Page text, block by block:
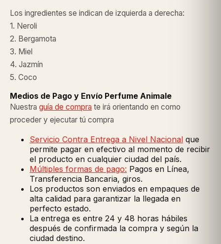
Los ingredientes se indican de izquierda a derecha:
1. Neroli
2. Bergamota
3. Miel
4. Jazmín
5. Coco
Medios de Pago y Envío Perfume Animale
Nuestra guía de compra te irá orientando en como
proceder y ejecutar tú compra
Servicio Contra Entrega a Nivel Nacional que
permite pagar en efectivo al momento de recibir
el producto en cualquier ciudad del país.
Múltiples formas de pago: Pagos en Línea,
Transferencia Bancaria, giros.
Los productos son enviados en empaques de
alta calidad para garantizar la llegada en
perfecto estado.
La entrega es entre 24 y 48 horas hábiles
después de confirmada la compra y según la
ciudad destino.